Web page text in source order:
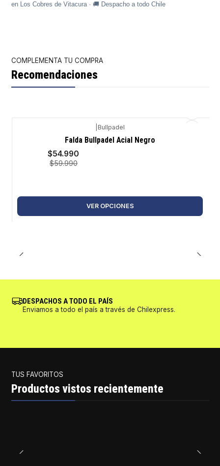
en Los Cobres de Vitacura · 🚚 Despacho a todo Chile
COMPLEMENTA TU COMPRA
Recomendaciones
Bullpadel
Falda Bullpadel Acial Negro
$54.990
$59.990
VER OPCIONES
DESPACHOS A TODO EL PAÍS
Enviamos a todo el país a través de Chilexpress.
TUS FAVORITOS
Productos vistos recientemente